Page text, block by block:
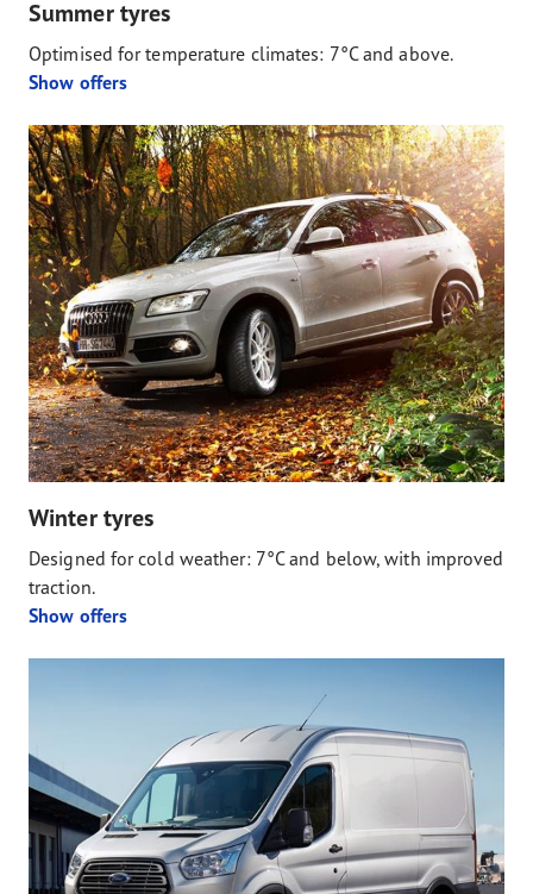
Summer tyres
Optimised for temperature climates: 7°C and above.
Show offers
Winter tyres
Designed for cold weather: 7°C and below, with improved
traction.
Show offers